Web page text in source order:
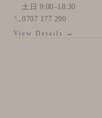
土日 9:00–18:30
0707 177 290
View Details →